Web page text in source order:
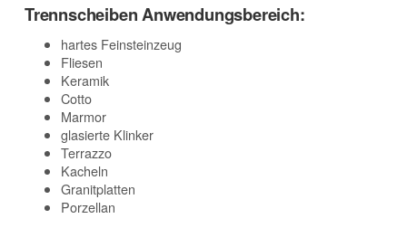
Trennscheiben Anwendungsbereich:
hartes Feinsteinzeug
Fliesen
Keramik
Cotto
Marmor
glasierte Klinker
Terrazzo
Kacheln
Granitplatten
Porzellan